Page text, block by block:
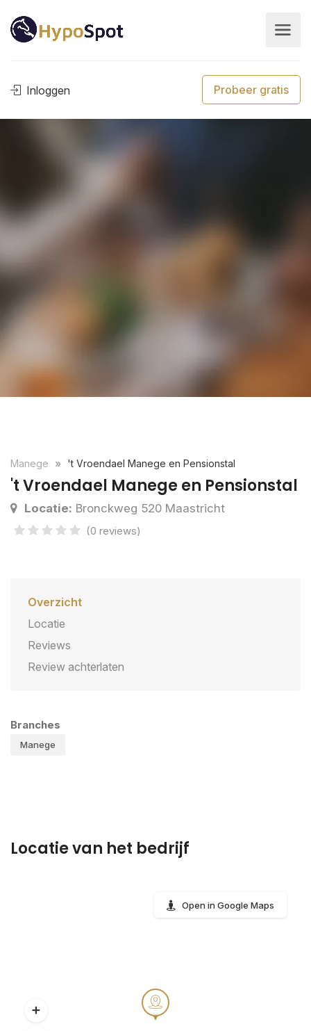
Inloggen Probeer gratis
Manege 't Vroendael Manege en Pensionstal
't Vroendael Manege en Pensionstal
Locatie: Bronckweg 520 Maastricht
(0 reviews)
Overzicht
Locatie
Reviews
Review achterlaten
Branches
Manege
Locatie van het bedrijf
Open in Google Maps